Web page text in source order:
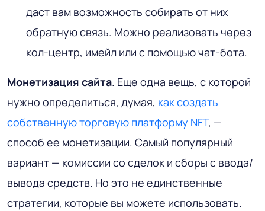
даст вам возможность собирать от них
обратную связь. Можно реализовать через
кол-центр, имейл или с помощью чат-бота.
Монетизация сайта. Еще одна вещь, с которой
нужно определиться, думая, как создать
собственную торговую платформу NFT, —
способ ее монетизации. Самый популярный
вариант — комиссии со сделок и сборы с ввода/
вывода средств. Но это не единственные
стратегии, которые вы можете использовать.